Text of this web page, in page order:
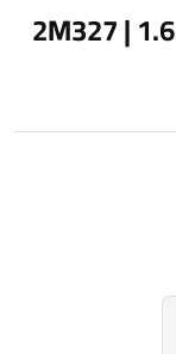
نوزل | هيونداي – كيا | 35310-2M327 | 1.6